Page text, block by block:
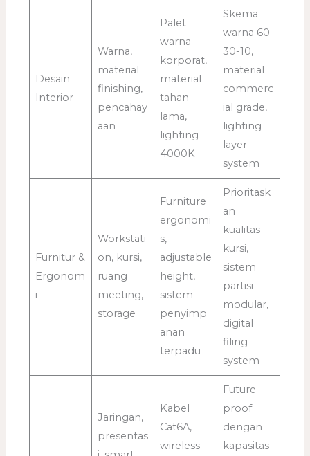
Desain
Interior
Warna,
material
finishing,
pencahay
aan
Palet
warna
korporat,
material
tahan
lama,
lighting
4000K
Skema
warna 60-
30-10,
material
commerc
ial grade,
lighting
layer
system
Furnitur &
Ergonom
i
Workstati
on, kursi,
ruang
meeting,
storage
Furniture
ergonomi
s,
adjustable
height,
sistem
penyimp
anan
terpadu
Prioritask
an
kualitas
kursi,
sistem
partisi
modular,
digital
filing
system
Jaringan,
presentas
Kabel
Cat6A,
wireless
Future-
proof
dengan
kapasitas